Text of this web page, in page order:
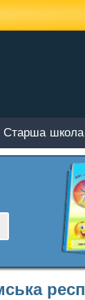
Старша школа